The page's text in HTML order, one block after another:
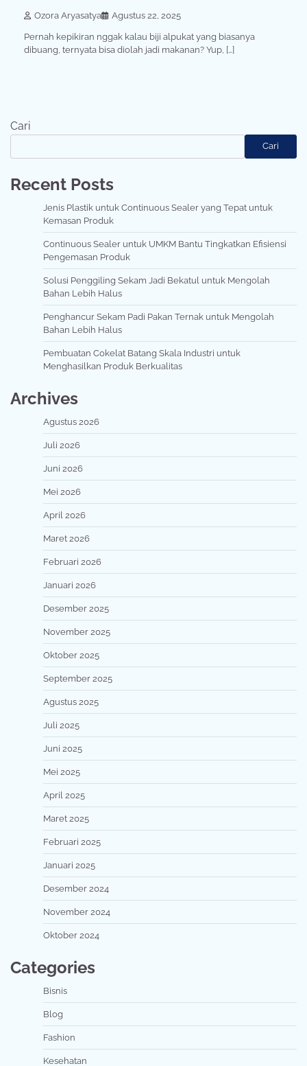
Ozora Aryasatya Agustus 22, 2025
Pernah kepikiran nggak kalau biji alpukat yang biasanya
dibuang, ternyata bisa diolah jadi makanan? Yup, […]
Cari
Cari
Recent Posts
Jenis Plastik untuk Continuous Sealer yang Tepat untuk
Kemasan Produk
Continuous Sealer untuk UMKM Bantu Tingkatkan Efisiensi
Pengemasan Produk
Solusi Penggiling Sekam Jadi Bekatul untuk Mengolah
Bahan Lebih Halus
Penghancur Sekam Padi Pakan Ternak untuk Mengolah
Bahan Lebih Halus
Pembuatan Cokelat Batang Skala Industri untuk
Menghasilkan Produk Berkualitas
Archives
Agustus 2026
Juli 2026
Juni 2026
Mei 2026
April 2026
Maret 2026
Februari 2026
Januari 2026
Desember 2025
November 2025
Oktober 2025
September 2025
Agustus 2025
Juli 2025
Juni 2025
Mei 2025
April 2025
Maret 2025
Februari 2025
Januari 2025
Desember 2024
November 2024
Oktober 2024
Categories
Bisnis
Blog
Fashion
Kesehatan